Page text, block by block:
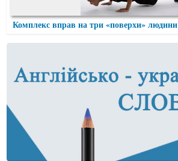
Комплекс вправ на три «поверхи» людини